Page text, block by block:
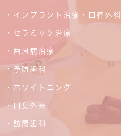
・インプラント治療・口腔外科
・セラミック治療
・歯周病治療
・予防歯科
・ホワイトニング
・口臭外来
・訪問歯科